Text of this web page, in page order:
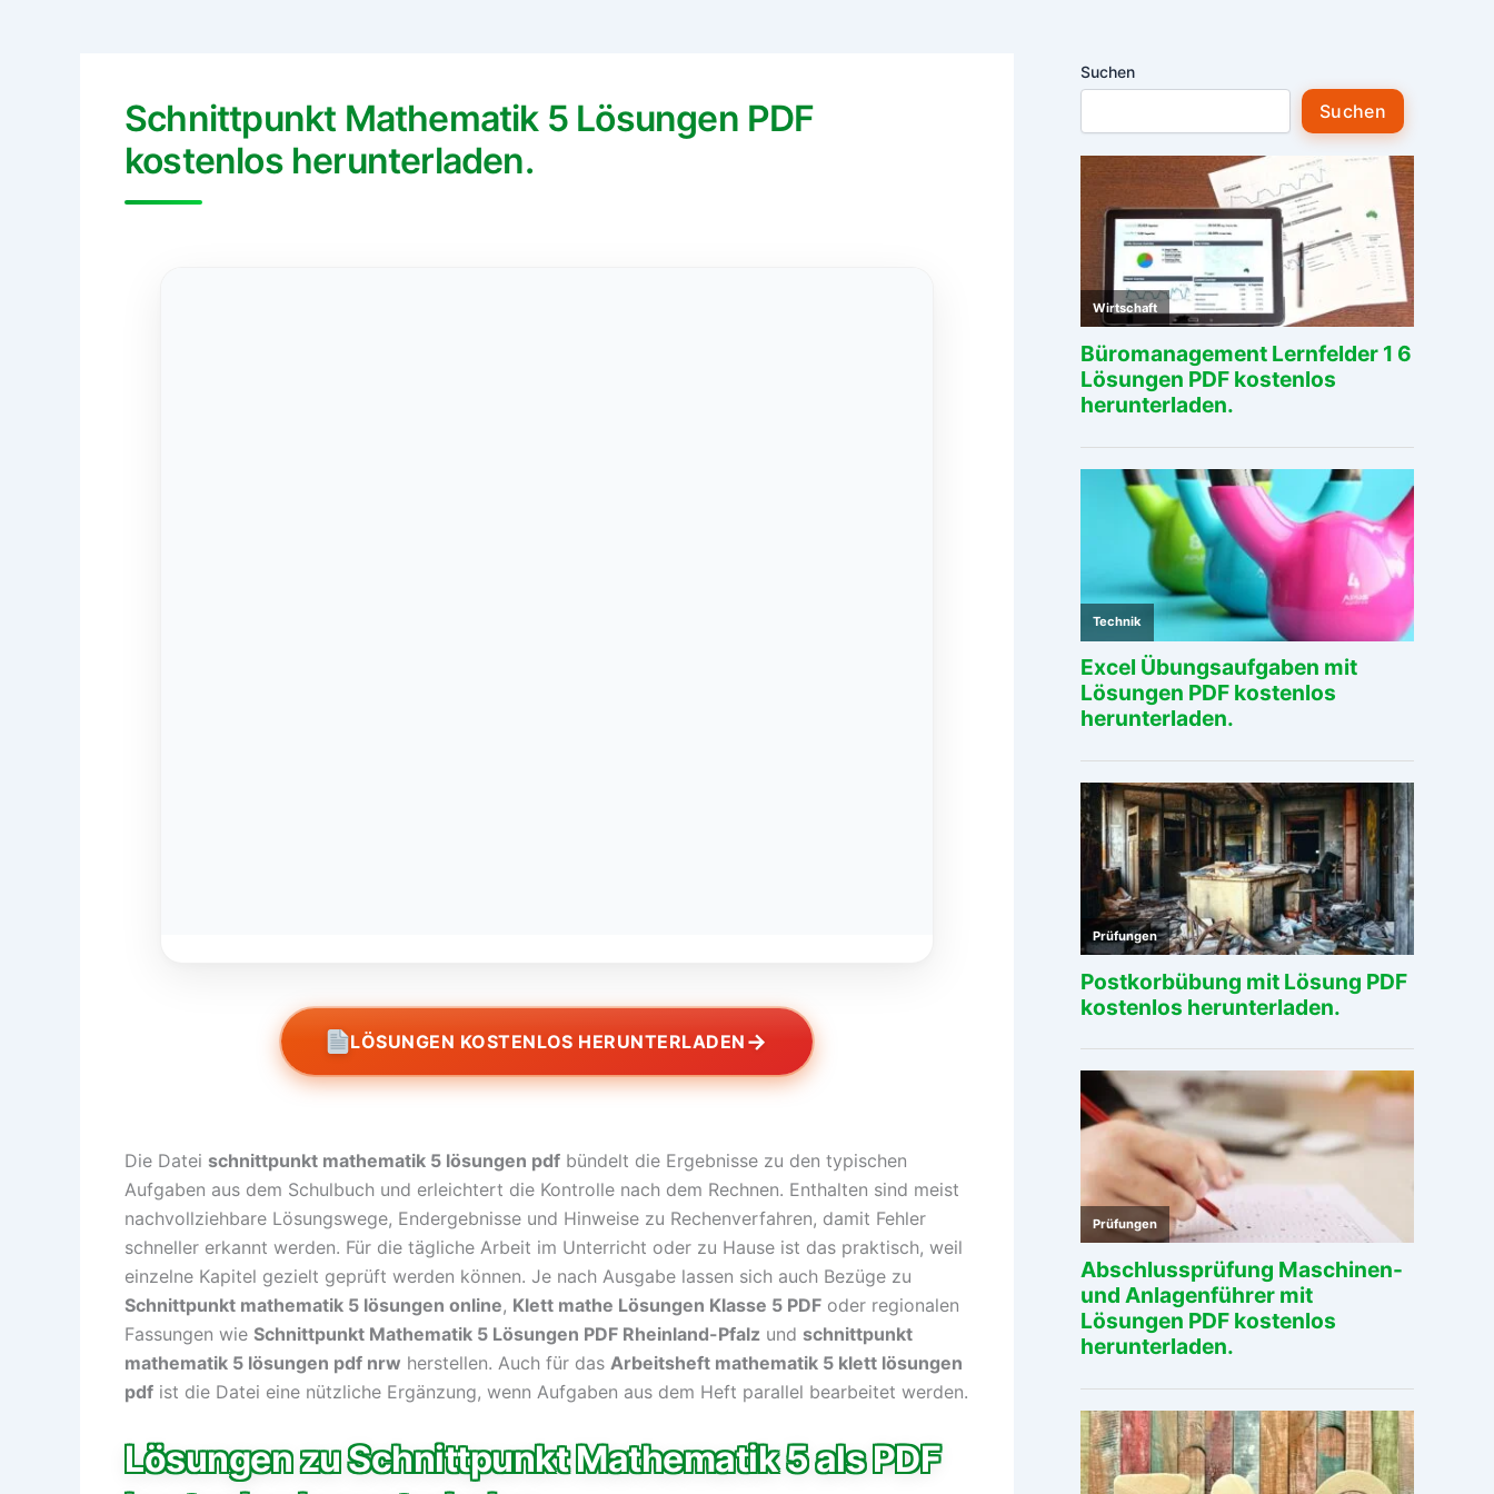
Schnittpunkt Mathematik 5 Lösungen PDF
kostenlos herunterladen.
LÖSUNGEN KOSTENLOS HERUNTERLADEN →
Die Datei schnittpunkt mathematik 5 lösungen pdf bündelt die Ergebnisse zu den typischen
Aufgaben aus dem Schulbuch und erleichtert die Kontrolle nach dem Rechnen. Enthalten sind meist
nachvollziehbare Lösungswege, Endergebnisse und Hinweise zu Rechenverfahren, damit Fehler
schneller erkannt werden. Für die tägliche Arbeit im Unterricht oder zu Hause ist das praktisch, weil
einzelne Kapitel gezielt geprüft werden können. Je nach Ausgabe lassen sich auch Bezüge zu
Schnittpunkt mathematik 5 lösungen online, Klett mathe Lösungen Klasse 5 PDF oder regionalen
Fassungen wie Schnittpunkt Mathematik 5 Lösungen PDF Rheinland-Pfalz und schnittpunkt
mathematik 5 lösungen pdf nrw herstellen. Auch für das Arbeitsheft mathematik 5 klett lösungen
pdf ist die Datei eine nützliche Ergänzung, wenn Aufgaben aus dem Heft parallel bearbeitet werden.
Lösungen zu Schnittpunkt Mathematik 5 als PDF
Suchen
Suchen